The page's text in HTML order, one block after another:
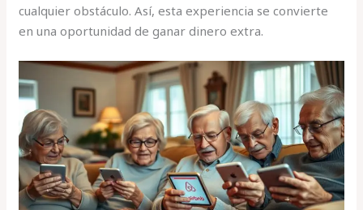
cualquier obstáculo. Así, esta experiencia se convierte
en una oportunidad de ganar dinero extra.